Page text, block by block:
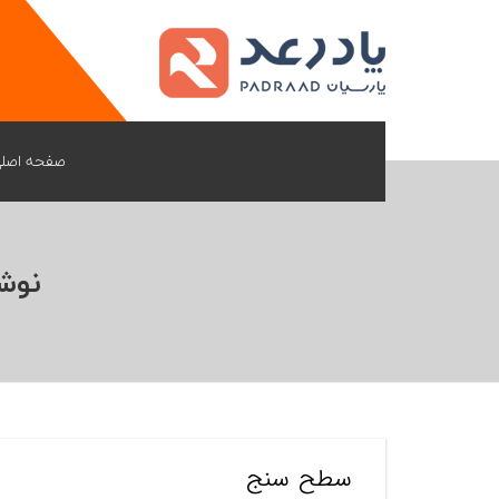
صفحه
سطح سنج